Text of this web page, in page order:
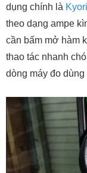
dụng chính là
theo dạng ampe
cần bấm mở hàm
thao tác nhanh
dòng máy đo dùng